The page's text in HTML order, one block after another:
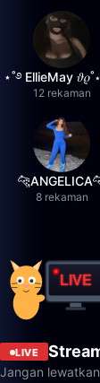
⋆˚࿔ EllieMay
12 rekaman
8 rekaman
LIVE
Jangan